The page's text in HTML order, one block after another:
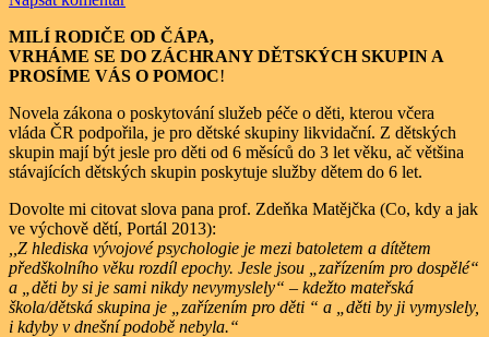
MILÍ RODIČE OD ČÁPA,
VRHÁME SE DO ZÁCHRANY DĚTSKÝCH SKUPIN A
PROSÍME VÁS O POMOC!
Novela zákona o poskytování služeb péče o děti, kterou včera
vláda ČR podpořila, je pro dětské skupiny likvidační. Z dětských
skupin mají být jesle pro děti od 6 měsíců do 3 let věku, ač většina
stávajících dětských skupin poskytuje služby dětem do 6 let.
Dovolte mi citovat slova pana prof. Zdeňka Matějčka (Co, kdy a jak
ve výchově dětí, Portál 2013):
,,Z hlediska vývojové psychologie je mezi batoletem a dítětem
předškolního věku rozdíl epochy. Jesle jsou „zařízením pro dospělé“
a „děti by si je sami nikdy nevymyslely“ – kdežto mateřská
škola/dětská skupina je „zařízením pro děti “ a „děti by ji vymyslely,
i kdyby v dnešní podobě nebyla.“